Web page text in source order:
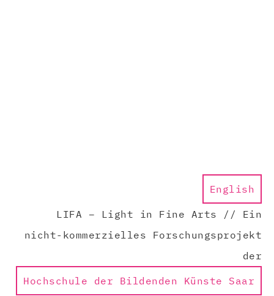
English
LIFA – Light in Fine Arts // Ein
nicht-kommerzielles Forschungsprojekt
der
Hochschule der Bildenden Künste Saar